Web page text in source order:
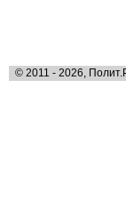
© 2011 - 2026,